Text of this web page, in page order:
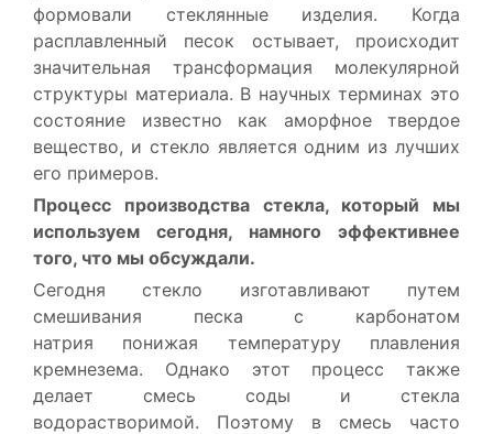
формовали стеклянные изделия. Когда
расплавленный песок остывает, происходит
значительная трансформация молекулярной
структуры материала. В научных терминах это
состояние известно как аморфное твердое
вещество, и стекло является одним из лучших
его примеров.
Процесс производства стекла, который мы
используем сегодня, намного эффективнее
того, что мы обсуждали.
Сегодня стекло изготавливают путем
смешивания песка с карбонатом
натрия понижая температуру плавления
кремнезема. Однако этот процесс также
делает смесь соды и стекла
водорастворимой. Поэтому в смесь часто